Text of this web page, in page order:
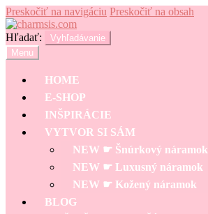
Preskočiť na navigáciu Preskočiť na obsah
Hľadať:
Vyhľadávanie
Menu
HOME
E-SHOP
INŠPIRÁCIE
VYTVOR SI SÁM
NEW ☛ Šnúrkový náramok
NEW ☛ Luxusný náramok
NEW ☛ Kožený náramok
BLOG